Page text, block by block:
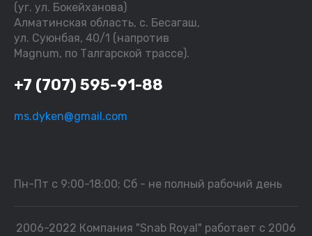
(уг. ул. Бокейханова)
Алматинская область, с. Бесагаш,
ул. Суюнбая, 40/1 (напротив
Magnum, по Талгарской трассе).
+7 (707) 595-91-88
ms.dyken@gmail.com
Пн-Пт с 9:00-18:00; Сб - не полный рабочий день
2006-2022 Компания "Snab Royal" работает с 2006